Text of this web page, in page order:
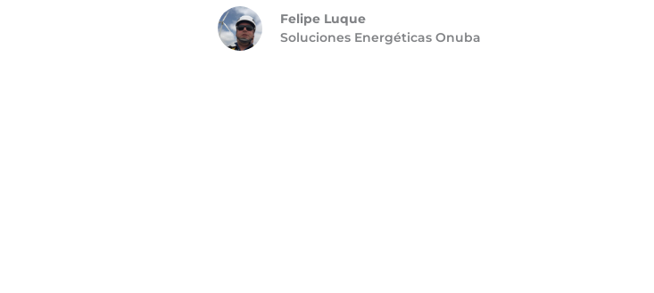
Felipe Luque
Soluciones Energéticas Onuba